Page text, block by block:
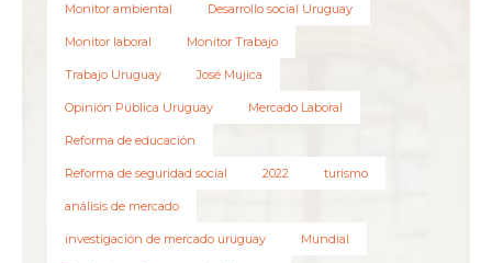
Monitor ambiental Desarrollo social Uruguay
Monitor laboral Monitor Trabajo
Trabajo Uruguay José Mujica
Opinión Pública Uruguay Mercado Laboral
Reforma de educación
Reforma de seguridad social 2022 turismo
análisis de mercado
investigación de mercado uruguay Mundial